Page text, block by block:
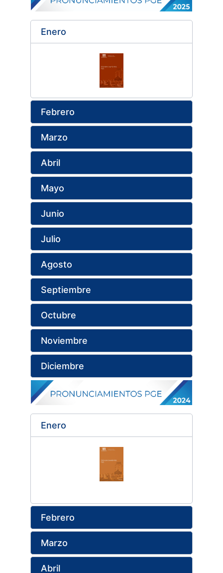
Enero
Febrero
Marzo
Abril
Mayo
Junio
Julio
Agosto
Septiembre
Octubre
Noviembre
Diciembre
Enero
Febrero
Marzo
Abril